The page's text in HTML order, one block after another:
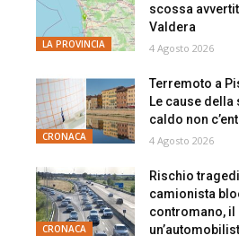
LA PROVINCIA
scossa
Valdera
4 Agosto 2026
CRONACA
Terremoto a
Le cause della
caldo non
4 Agosto 2026
CRONACA
Rischio
camionista
contromano,